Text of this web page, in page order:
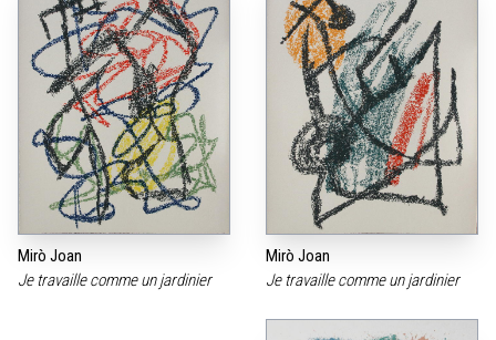
Mirò Joan
Je travaille comme un jardinier
Mirò Joan
Je travaille comme un jardinier